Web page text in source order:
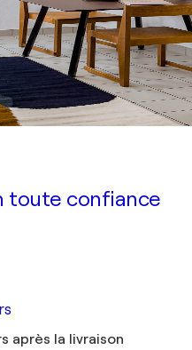
toute confiance
après la livraison